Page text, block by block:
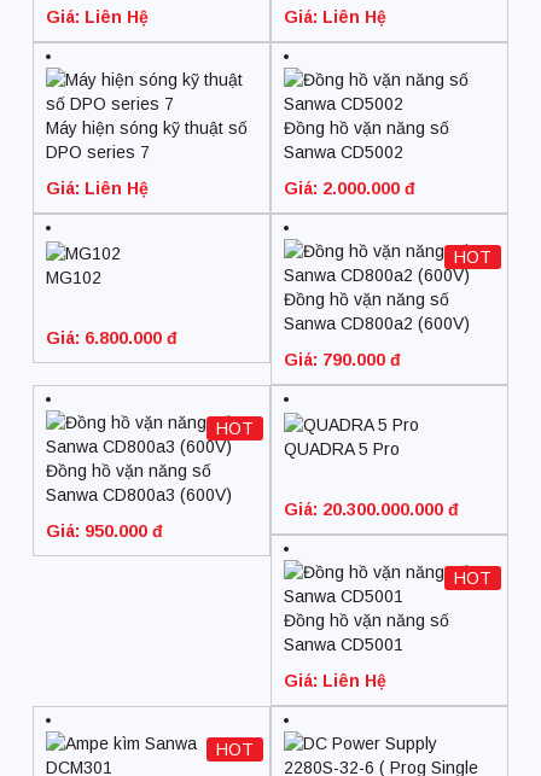
Giá: Liên Hệ
Giá: Liên Hệ
Máy hiện sóng kỹ thuật số
DPO series 7
Giá: Liên Hệ
Đồng hồ vặn năng số
Sanwa CD5002
Giá: 2.000.000 đ
MG102
Giá: 6.800.000 đ
Đồng hồ vặn năng số
Sanwa CD800a2 (600V)
Giá: 790.000 đ
HOT
Đồng hồ vặn năng số
Sanwa CD800a3 (600V)
Giá: 950.000 đ
HOT
QUADRA 5 Pro
Giá: 20.300.000.000 đ
Đồng hồ vặn năng số
Sanwa CD5001
Giá: Liên Hệ
HOT
HOT